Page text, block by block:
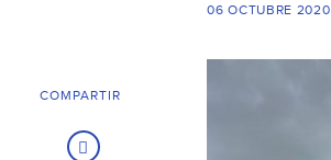
06 OCTUBRE 2020
COMPARTIR